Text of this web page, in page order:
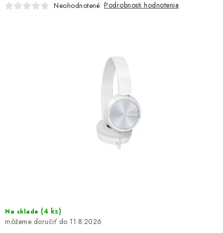
: TOP PRODUKTY
Na sklade (4 ks)
11.8.2026
Neohodnotené Podrobnosti hodnotenia